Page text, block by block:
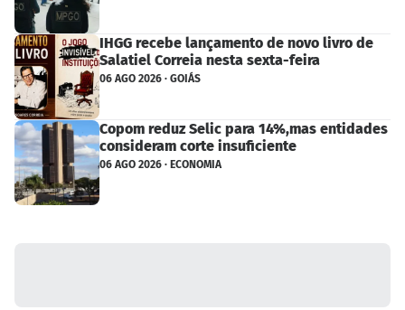
IHGG recebe lançamento de novo livro de
Salatiel Correia nesta sexta-feira
06 AGO 2026 · GOIÁS
Copom reduz Selic para 14%,mas entidades
consideram corte insuficiente
06 AGO 2026 · ECONOMIA